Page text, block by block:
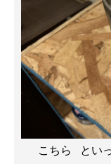
こちら といっ